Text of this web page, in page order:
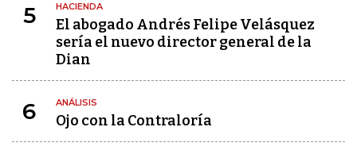
5 HACIENDA
El abogado Andrés Felipe Velásquez
sería el nuevo director general de la
Dian
6 ANÁLISIS
Ojo con la Contraloría